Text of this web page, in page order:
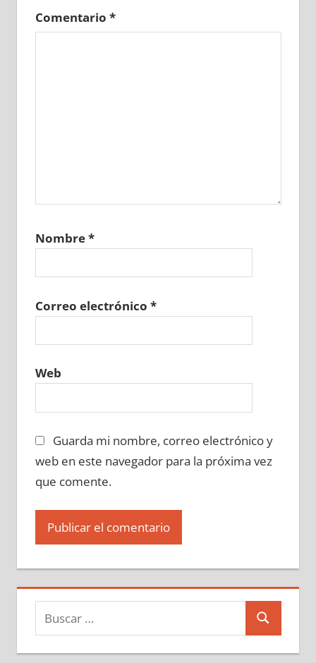
Comentario *
Nombre*
Correo electrónico *
Web
Guarda mi nombre, correo electrónico y
web en este navegador para la próxima vez
que comente.
Buscar